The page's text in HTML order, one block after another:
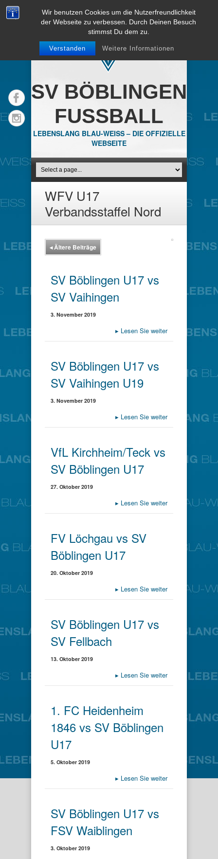
Wir benutzen Cookies um die Nutzerfreundlichkeit
der Webseite zu verbessen. Durch Deinen Besuch
stimmst Du dem zu.
Verstanden Weitere Informationen
SV BÖBLINGEN
FUSSBALL
LEBENSLANG BLAU-WEISS – DIE OFFIZIELLE
WEBSEITE
WFV U17
Verbandsstaffel Nord
◂Ältere Beiträge
SV Böblingen U17 vs
SV Vaihingen
3. November 2019
▸ Lesen Sie weiter
SV Böblingen U17 vs
SV Vaihingen U19
3. November 2019
▸ Lesen Sie weiter
VfL Kirchheim/Teck vs
SV Böblingen U17
27. Oktober 2019
▸ Lesen Sie weiter
FV Löchgau vs SV
Böblingen U17
20. Oktober 2019
▸ Lesen Sie weiter
SV Böblingen U17 vs
SV Fellbach
13. Oktober 2019
▸ Lesen Sie weiter
1. FC Heidenheim
1846 vs SV Böblingen
U17
5. Oktober 2019
▸ Lesen Sie weiter
SV Böblingen U17 vs
FSV Waiblingen
3. Oktober 2019